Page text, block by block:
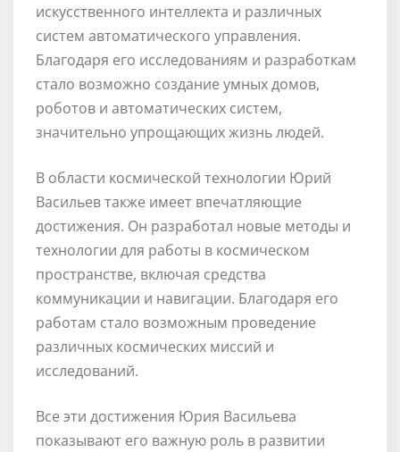
искусственного интеллекта и различных
систем автоматического управления.
Благодаря его исследованиям и разработкам
стало возможно создание умных домов,
роботов и автоматических систем,
значительно упрощающих жизнь людей.
В области космической технологии Юрий
Васильев также имеет впечатляющие
достижения. Он разработал новые методы и
технологии для работы в космическом
пространстве, включая средства
коммуникации и навигации. Благодаря его
работам стало возможным проведение
различных космических миссий и
исследований.
Все эти достижения Юрия Васильева
показывают его важную роль в развитии